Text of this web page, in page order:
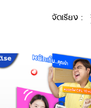
จัดเรียง :